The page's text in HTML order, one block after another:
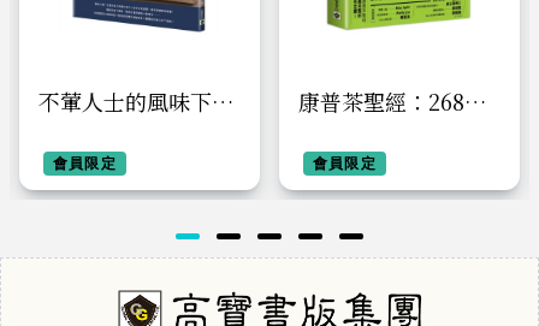
不葷人士的風味下酒
得盡興！四季蔬菜×
時令蔬菜×大豆製品
會員限定
康普茶聖經：268種
紅茶菌發酵飲自釀指
南
會員限定